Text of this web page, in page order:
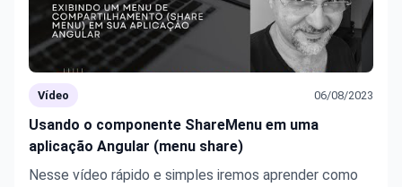
Vídeo 06/08/2023
Usando o componente ShareMenu em uma
aplicação Angular (menu share)
Nesse vídeo rápido e simples iremos aprender como